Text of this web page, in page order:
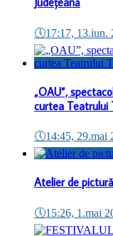
🕔17:17, 13.iun.
„OAU”,
curtea Teatrului
🕔14:45, 29.mai
Atelier de
🕔15:26, 1.mai